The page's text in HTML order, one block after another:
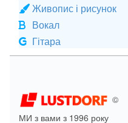
Живопис і рисунок
Вокал
Гітара
©
МИ з вами з 1996 року